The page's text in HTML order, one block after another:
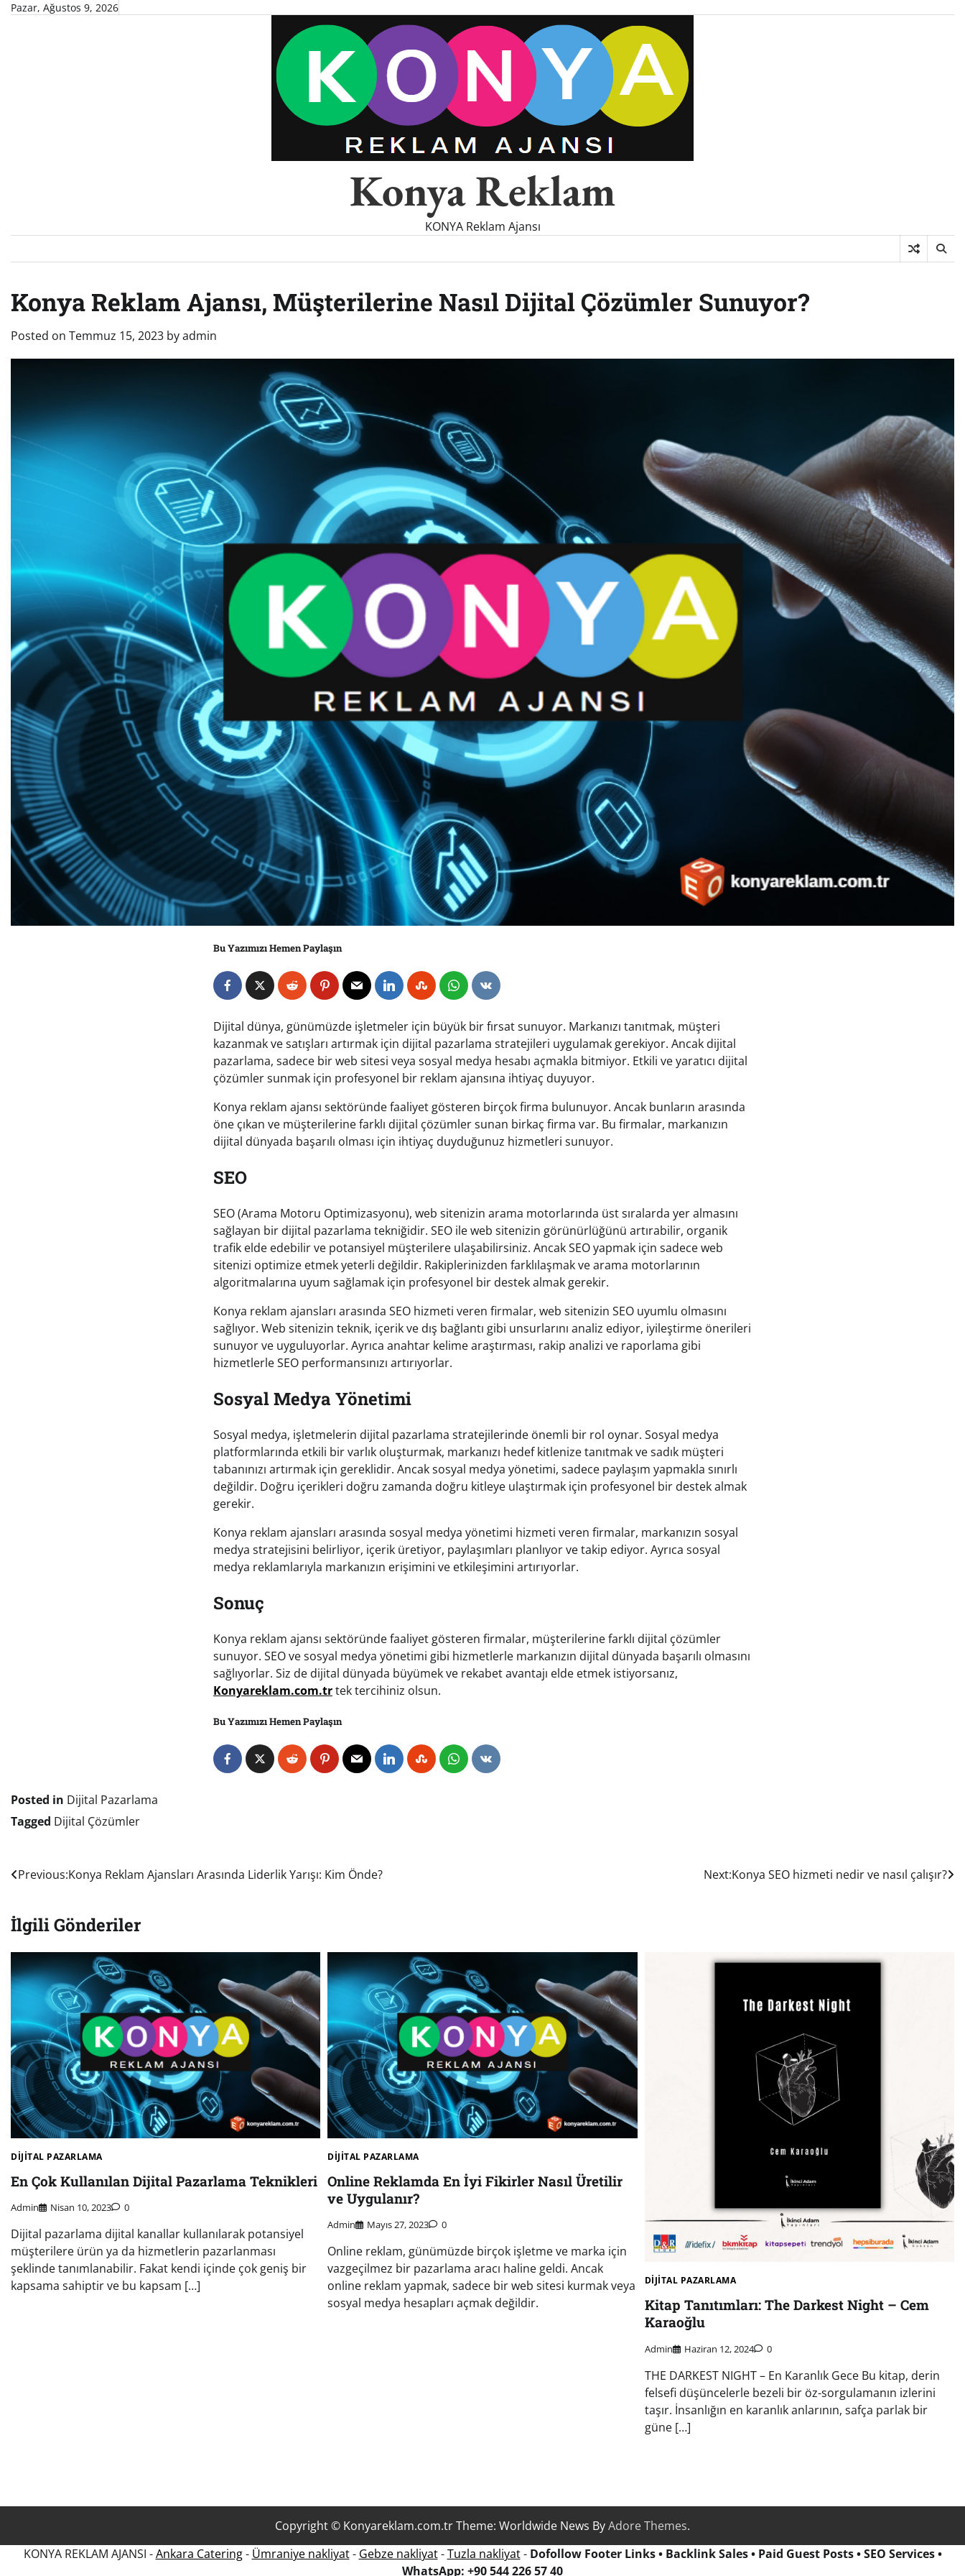
SkipPazar, Ağustos 9, 2026
Konya Reklam
KONYA Reklam Ajansı
Konya Reklam Ajansı, Müşterilerine Nasıl Dijital Çözümler Sunuyor?
Posted on Temmuz 15, 2023 byadmin
Bu Yazımızı Hemen Paylaşın
Dijital dünya, günümüzde işletmeler için büyük bir fırsat sunuyor. Markanızı tanıtmak, müşteri
kazanmak ve satışları artırmak için dijital pazarlama stratejileri uygulamak gerekiyor. Ancak dijital
pazarlama, sadece bir web sitesi veya sosyal medya hesabı açmakla bitmiyor. Etkili ve yaratıcı dijital
çözümler sunmak için profesyonel bir reklam ajansına ihtiyaç duyuyor.
Konya reklam ajansı sektöründe faaliyet gösteren birçok firma bulunuyor. Ancak bunların arasında
öne çıkan ve müşterilerine farklı dijital çözümler sunan birkaç firma var. Bu firmalar, markanızın
dijital dünyada başarılı olması için ihtiyaç duyduğunuz hizmetleri sunuyor.
SEO
SEO (Arama Motoru Optimizasyonu), web sitenizin arama motorlarında üst sıralarda yer almasını
sağlayan bir dijital pazarlama tekniğidir. SEO ile web sitenizin görünürlüğünü artırabilir, organik
trafik elde edebilir ve potansiyel müşterilere ulaşabilirsiniz. Ancak SEO yapmak için sadece web
sitenizi optimize etmek yeterli değildir. Rakiplerinizden farklılaşmak ve arama motorlarının
algoritmalarına uyum sağlamak için profesyonel bir destek almak gerekir.
Konya reklam ajansları arasında SEO hizmeti veren firmalar, web sitenizin SEO uyumlu olmasını
sağlıyor. Web sitenizin teknik, içerik ve dış bağlantı gibi unsurlarını analiz ediyor, iyileştirme önerileri
sunuyor ve uyguluyorlar. Ayrıca anahtar kelime araştırması, rakip analizi ve raporlama gibi
hizmetlerle SEO performansınızı artırıyorlar.
Sosyal Medya Yönetimi
Sosyal medya, işletmelerin dijital pazarlama stratejilerinde önemli bir rol oynar. Sosyal medya
platformlarında etkili bir varlık oluşturmak, markanızı hedef kitlenize tanıtmak ve sadık müşteri
tabanınızı artırmak için gereklidir. Ancak sosyal medya yönetimi, sadece paylaşım yapmakla sınırlı
değildir. Doğru içerikleri doğru zamanda doğru kitleye ulaştırmak için profesyonel bir destek almak
gerekir.
Konya reklam ajansları arasında sosyal medya yönetimi hizmeti veren firmalar, markanızın sosyal
medya stratejisini belirliyor, içerik üretiyor, paylaşımları planlıyor ve takip ediyor. Ayrıca sosyal
medya reklamlarıyla markanızın erişimini ve etkileşimini artırıyorlar.
Sonuç
Konya reklam ajansı sektöründe faaliyet gösteren firmalar, müşterilerine farklı dijital çözümler
sunuyor. SEO ve sosyal medya yönetimi gibi hizmetlerle markanızın dijital dünyada başarılı olmasını
sağlıyorlar. Siz de dijital dünyada büyümek ve rekabet avantajı elde etmek istiyorsanız,
Konyareklam.com.trtek tercihiniz olsun.
Bu Yazımızı Hemen Paylaşın
Posted in Dijital Pazarlama
Tagged Dijital Çözümler
Yazı
Previous:Konya Reklam Ajansları Arasında Liderlik Yarışı: Kim Önde? Next:Konya SEO hizmeti nedir ve nasıl çalışır?
İlgili Gönderiler
DIJITAL PAZARLAMA
En Çok Kullanılan Dijital Pazarlama Teknikleri
Admin Nisan 10, 2023 0
Dijital pazarlama dijital kanallar kullanılarak potansiyel
müşterilere ürün ya da hizmetlerin pazarlanması
şeklinde tanımlanabilir. Fakat kendi içinde çok geniş bir
kapsama sahiptir ve bu kapsam […]
DIJITAL PAZARLAMA
Online Reklamda En İyi Fikirler Nasıl Üretilir
ve Uygulanır?
Admin Mayıs 27, 2023 0
Online reklam, günümüzde birçok işletme ve marka için
vazgeçilmez bir pazarlama aracı haline geldi. Ancak
online reklam yapmak, sadece bir web sitesi kurmak veya
sosyal medya hesapları açmak değildir.
DIJITAL PAZARLAMA
Kitap Tanıtımları: The Darkest Night – Cem
Karaoğlu
Admin Haziran 12, 2024 0
THE DARKEST NIGHT – En Karanlık Gece Bu kitap, derin
felsefi düşüncelerle bezeli bir öz-sorgulamanın izlerini
taşır. İnsanlığın en karanlık anlarının, safça parlak bir
güne […]
Copyright © Konyareklam.com.tr Theme: Worldwide News ByAdore Themes.
KONYA REKLAM AJANSI -Ankara Catering- Ümraniye nakliyat- Gebze nakliyat-Tuzla nakliyat- Dofollow Footer Links • Backlink Sales • Paid Guest Posts • SEO Services •
WhatsApp: +90 544 226 57 40